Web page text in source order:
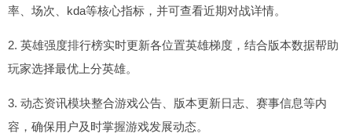
率、场次、kda等核心指标，并可查看近期对战详情。
2. 英雄强度排行榜实时更新各位置英雄梯度，结合版本数据帮助
玩家选择最优上分英雄。
3. 动态资讯模块整合游戏公告、版本更新日志、赛事信息等内
容，确保用户及时掌握游戏发展动态。